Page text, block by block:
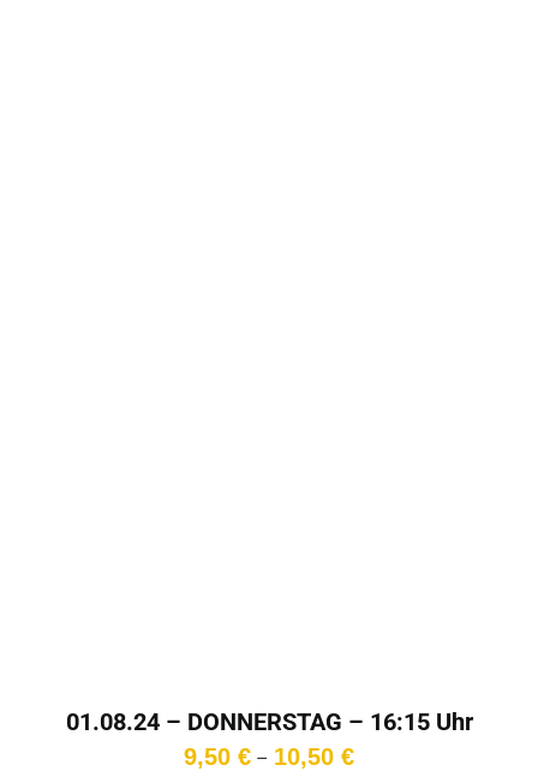
01.08.24 – DONNERSTAG – 16:15 Uhr
9,50 € – 10,50 €Preisspanne: